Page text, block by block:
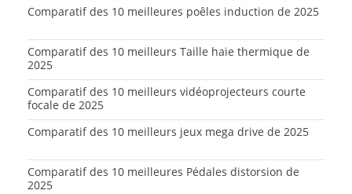
Comparatif des 10 meilleures poêles induction de 2025
Comparatif des 10 meilleurs Taille haie thermique de
2025
Comparatif des 10 meilleurs vidéoprojecteurs courte
focale de 2025
Comparatif des 10 meilleurs jeux mega drive de 2025
Comparatif des 10 meilleures Pédales distorsion de
2025